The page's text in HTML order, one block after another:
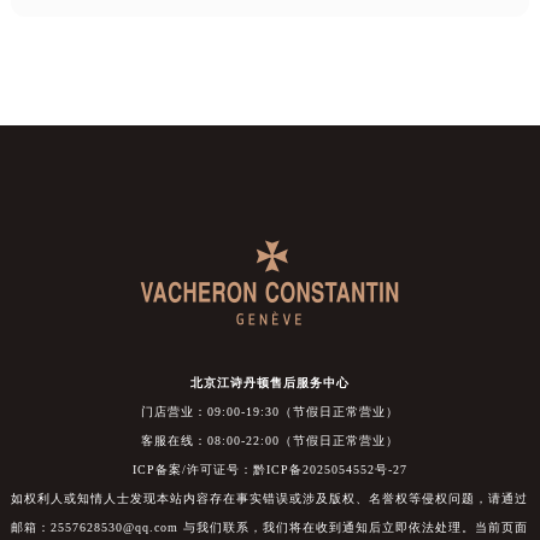
北京江诗丹顿售后服务中心
门店营业：09:00-19:30（节假日正常营业）
客服在线：08:00-22:00（节假日正常营业）
ICP备案/许可证号：黔ICP备2025054552号-27
如权利人或知情人士发现本站内容存在事实错误或涉及版权、名誉权等侵权问题，请通过
邮箱：2557628530@qq.com 与我们联系，我们将在收到通知后立即依法处理。当前页面